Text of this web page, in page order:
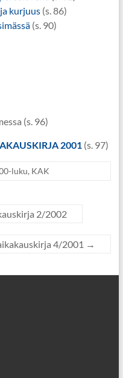
kurjuus(s. 86)
(s. 90)
(s. 96)
2001(s. 97)
luku, KAK
2/2002
4/2001 →